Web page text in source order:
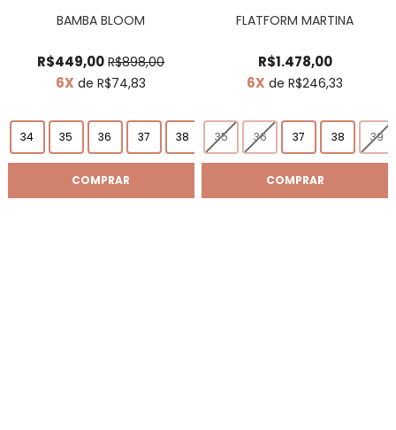
BAMBA BLOOM
R$449,00 R$898,00
6X de R$74,83
34 35 36 37 38 39 40 41
COMPRAR
FLATFORM MARTINA
R$1.478,00
6X de R$246,33
35 36 37 38 39
COMPRAR